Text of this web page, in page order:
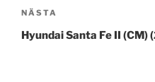
Nästa
inlägg
NÄSTA
Hyundai Santa Fe II